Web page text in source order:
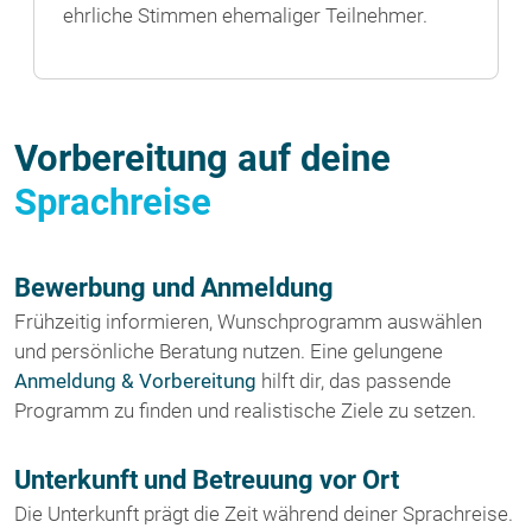
ehrliche Stimmen ehemaliger Teilnehmer.
Vorbereitung auf deine
Sprachreise
Bewerbung und Anmeldung
Frühzeitig informieren, Wunschprogramm auswählen
und persönliche Beratung nutzen. Eine gelungene
Anmeldung & Vorbereitung hilft dir, das passende
Programm zu finden und realistische Ziele zu setzen.
Unterkunft und Betreuung vor Ort
Die Unterkunft prägt die Zeit während deiner Sprachreise.